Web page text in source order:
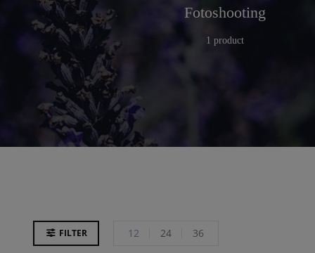
Küche
25 products
Fotoshooting
1 product
FILTER 12 24 36